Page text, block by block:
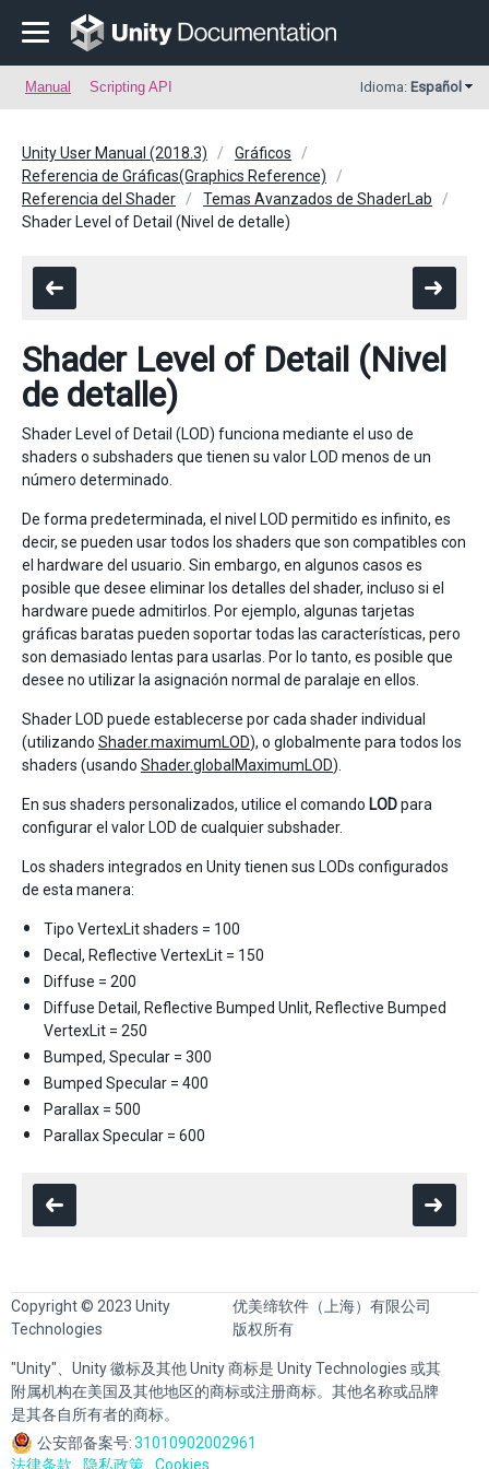
Manual Scripting API Idioma: Español
Unity User Manual (2018.3)
Gráficos
Referencia de Gráficas(Graphics Reference)
Referencia del Shader
Temas Avanzados de ShaderLab
Shader Level of Detail (Nivel de detalle)
Shader Level of Detail (Nivel
de detalle)
Shader Level of Detail (LOD) funciona mediante el uso de
shaders o subshaders que tienen su valor LOD menos de un
número determinado.
De forma predeterminada, el nivel LOD permitido es infinito, es
decir, se pueden usar todos los shaders que son compatibles con
el hardware del usuario. Sin embargo, en algunos casos es
posible que desee eliminar los detalles del shader, incluso si el
hardware puede admitirlos. Por ejemplo, algunas tarjetas
gráficas baratas pueden soportar todas las características, pero
son demasiado lentas para usarlas. Por lo tanto, es posible que
desee no utilizar la asignación normal de paralaje en ellos.
Shader LOD puede establecerse por cada shader individual
(utilizando Shader.maximumLOD), o globalmente para todos los
shaders (usando Shader.globalMaximumLOD).
En sus shaders personalizados, utilice el comando LODpara
configurar el valor LOD de cualquier subshader.
Los shaders integrados en Unity tienen sus LODs configurados
de esta manera:
Tipo VertexLit shaders = 100
Decal, Reflective VertexLit = 150
Diffuse = 200
Diffuse Detail, Reflective Bumped Unlit, Reflective Bumped
VertexLit = 250
Bumped, Specular = 300
Bumped Specular = 400
Parallax = 500
Parallax Specular = 600
Copyright © 2023 Unity
Technologies
优美缔软件（上海）有限公司
版权所有
"Unity"、Unity 徽标及其他 Unity 商标是 Unity Technologies 或其
附属机构在美国及其他地区的商标或注册商标。其他名称或品牌
是其各自所有者的商标。
公安部备案号:31010902002961
法律条款
隐私政策 Cookies